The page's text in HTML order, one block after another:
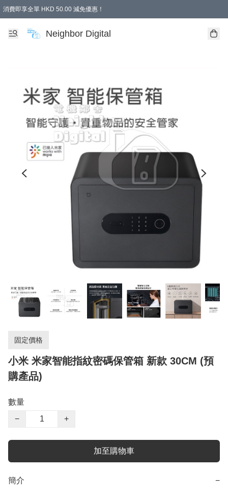
消費即享全單 HKD 50.00 減免優惠！
Neighbor Digital
固定價格
小米 米家智能指紋密碼保管箱 新款 30CM (預
購產品)
數量
−
+
加至購物車
簡介 −